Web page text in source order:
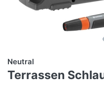
Neutral
Terrassen